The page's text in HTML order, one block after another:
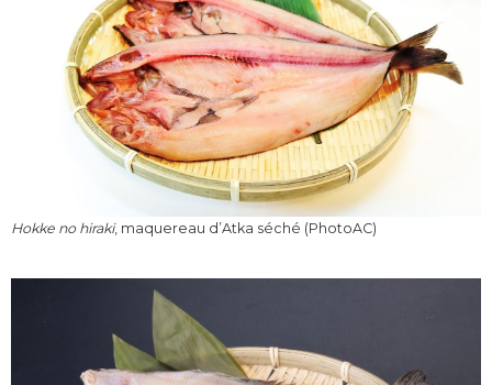
Hokke no hiraki, maquereau d’Atka séché (PhotoAC)